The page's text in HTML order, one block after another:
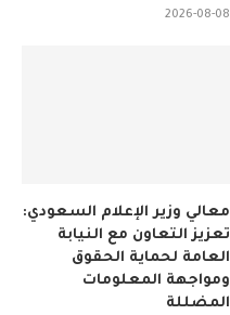
2026-08-08
معالي وزير الإعلام السعودي:
تعزيز التعاون مع النيابة
العامة لحماية الحقوق
ومواجهة المعلومات
المضللة